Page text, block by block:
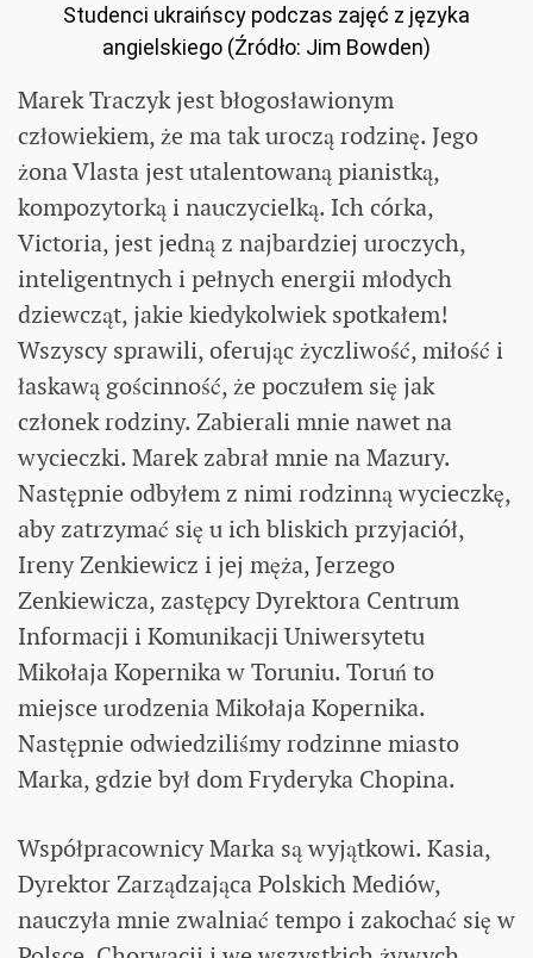
Studenci ukraińscy podczas zajęć z języka
angielskiego (Źródło: Jim Bowden)
Marek Traczyk jest błogosławionym
człowiekiem, że ma tak uroczą rodzinę. Jego
żona Vlasta jest utalentowaną pianistką,
kompozytorką i nauczycielką. Ich córka,
Victoria, jest jedną z najbardziej uroczych,
inteligentnych i pełnych energii młodych
dziewcząt, jakie kiedykolwiek spotkałem!
Wszyscy sprawili, oferując życzliwość, miłość i
łaskawą gościnność, że poczułem się jak
członek rodziny. Zabierali mnie nawet na
wycieczki. Marek zabrał mnie na Mazury.
Następnie odbyłem z nimi rodzinną wycieczkę,
aby zatrzymać się u ich bliskich przyjaciół,
Ireny Zenkiewicz i jej męża, Jerzego
Zenkiewicza, zastępcy Dyrektora Centrum
Informacji i Komunikacji Uniwersytetu
Mikołaja Kopernika w Toruniu. Toruń to
miejsce urodzenia Mikołaja Kopernika.
Następnie odwiedziliśmy rodzinne miasto
Marka, gdzie był dom Fryderyka Chopina.
Współpracownicy Marka są wyjątkowi. Kasia,
Dyrektor Zarządzająca Polskich Mediów,
nauczyła mnie zwalniać tempo i zakochać się w